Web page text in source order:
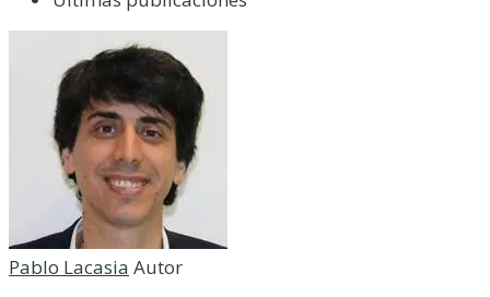
Pablo Lacasia Autor